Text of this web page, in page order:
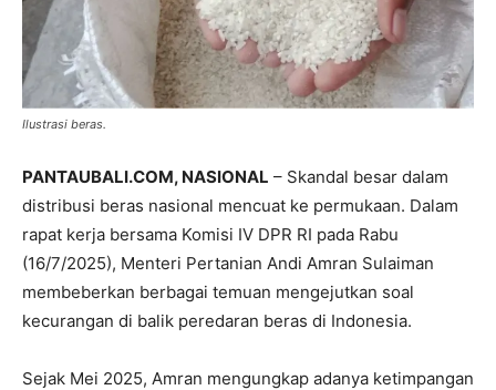
Ilustrasi beras.
PANTAUBALI.COM, NASIONAL – Skandal besar dalam
distribusi beras nasional mencuat ke permukaan. Dalam
rapat kerja bersama Komisi IV DPR RI pada Rabu
(16/7/2025), Menteri Pertanian Andi Amran Sulaiman
membeberkan berbagai temuan mengejutkan soal
kecurangan di balik peredaran beras di Indonesia.
Sejak Mei 2025, Amran mengungkap adanya ketimpangan